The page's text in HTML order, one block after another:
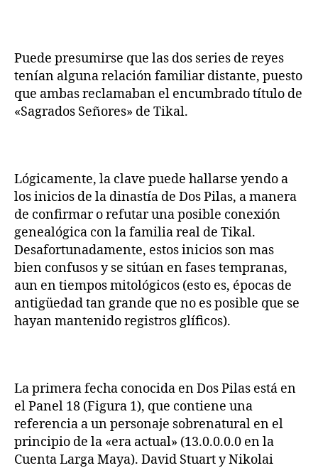
Puede presumirse que las dos series de reyes
tenían alguna relación familiar distante, puesto
que ambas reclamaban el encumbrado título de
«Sagrados Señores» de Tikal.
Lógicamente, la clave puede hallarse yendo a
los inicios de la dinastía de Dos Pilas, a manera
de confirmar o refutar una posible conexión
genealógica con la familia real de Tikal.
Desafortunadamente, estos inicios son mas
bien confusos y se sitúan en fases tempranas,
aun en tiempos mitológicos (esto es, épocas de
antigüedad tan grande que no es posible que se
hayan mantenido registros glíficos).
La primera fecha conocida en Dos Pilas está en
el Panel 18 (Figura 1), que contiene una
referencia a un personaje sobrenatural en el
principio de la «era actual» (13.0.0.0.0 en la
Cuenta Larga Maya). David Stuart y Nikolai